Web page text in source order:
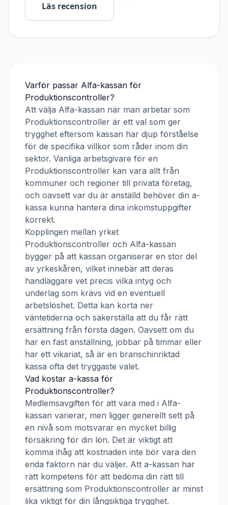
Läs recension
Varför passar Alfa-kassan för
Produktionscontroller?
Att välja Alfa-kassan när man arbetar som
Produktionscontroller är ett val som ger
trygghet eftersom kassan har djup förståelse
för de specifika villkor som råder inom din
sektor. Vanliga arbetsgivare för en
Produktionscontroller kan vara allt från
kommuner och regioner till privata företag,
och oavsett var du är anställd behöver din a-
kassa kunna hantera dina inkomstuppgifter
korrekt.
Kopplingen mellan yrket
Produktionscontroller och Alfa-kassan
bygger på att kassan organiserar en stor del
av yrkeskåren, vilket innebär att deras
handläggare vet precis vilka intyg och
underlag som krävs vid en eventuell
arbetslöshet. Detta kan korta ner
väntetiderna och säkerställa att du får rätt
ersättning från första dagen. Oavsett om du
har en fast anställning, jobbar på timmar eller
har ett vikariat, så är en branschinriktad
kassa ofta det tryggaste valet.
Vad kostar a-kassa för
Produktionscontroller?
Medlemsavgiften för att vara med i Alfa-
kassan varierar, men ligger generellt sett på
en nivå som motsvarar en mycket billig
försäkring för din lön. Det är viktigt att
komma ihåg att kostnaden inte bör vara den
enda faktorn när du väljer. Att a-kassan har
rätt kompetens för att bedöma din rätt till
ersättning som Produktionscontroller är minst
lika viktigt för din långsiktiga trygghet.